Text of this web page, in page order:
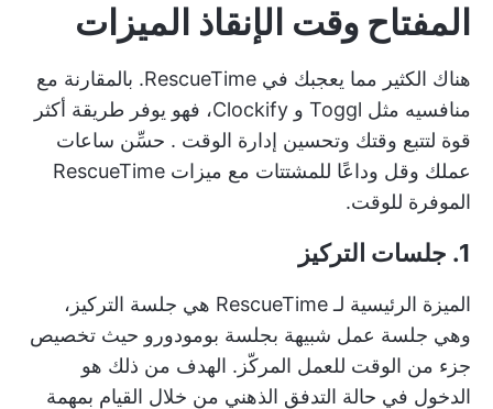
المفتاح وقت الإنقاذ الميزات
هناك الكثير مما يعجبك في RescueTime. بالمقارنة مع
منافسيه مثل Toggl و Clockify، فهو يوفر طريقة أكثر
قوة لتتبع وقتك وتحسين إدارة الوقت . حسِّن ساعات
عملك وقل وداعًا للمشتتات مع ميزات RescueTime
الموفرة للوقت.
1. جلسات التركيز
الميزة الرئيسية لـ RescueTime هي جلسة التركيز،
وهي جلسة عمل شبيهة بجلسة بومودورو حيث تخصيص
جزء من الوقت للعمل المركّز. الهدف من ذلك هو
الدخول في حالة التدفق الذهني من خلال القيام بمهمة